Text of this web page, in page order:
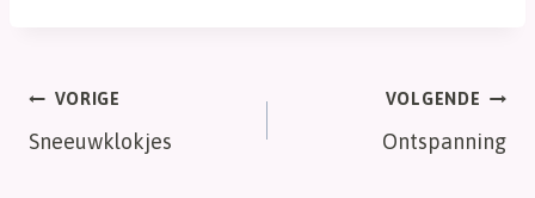
Bericht
navigatie
VORIGE
Sneeuwklokjes
VOLGENDE
Ontspanning